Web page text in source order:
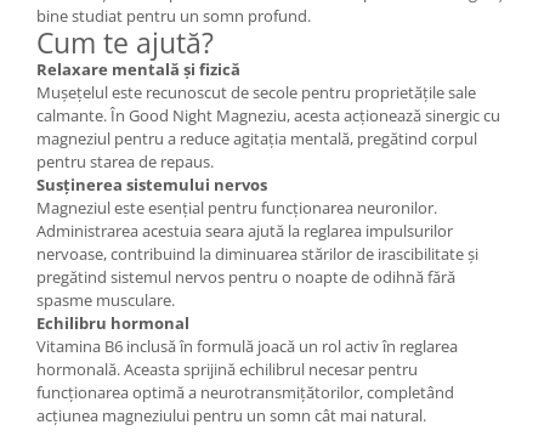
Colina
Electroliti
Produse Apicole
Cacao
bine studiat pentru un somn profund.
Cum te ajută?
Relaxare mentală și fizică
Mușețelul este recunoscut de secole pentru proprietățile sale
calmante. În Good Night Magneziu, acesta acționează sinergic cu
magneziul pentru a reduce agitația mentală, pregătind corpul
pentru starea de repaus.
Susținerea sistemului nervos
Magneziul este esențial pentru funcționarea neuronilor.
Administrarea acestuia seara ajută la reglarea impulsurilor
nervoase, contribuind la diminuarea stărilor de irascibilitate și
pregătind sistemul nervos pentru o noapte de odihnă fără
spasme musculare.
Echilibru hormonal
Vitamina B6 inclusă în formulă joacă un rol activ în reglarea
hormonală. Aceasta sprijină echilibrul necesar pentru
funcționarea optimă a neurotransmițătorilor, completând
acțiunea magneziului pentru un somn cât mai natural.